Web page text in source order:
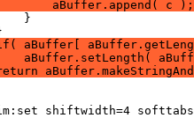
aBuffer.append( c );
aBuffer[
aBuffer.setLength(